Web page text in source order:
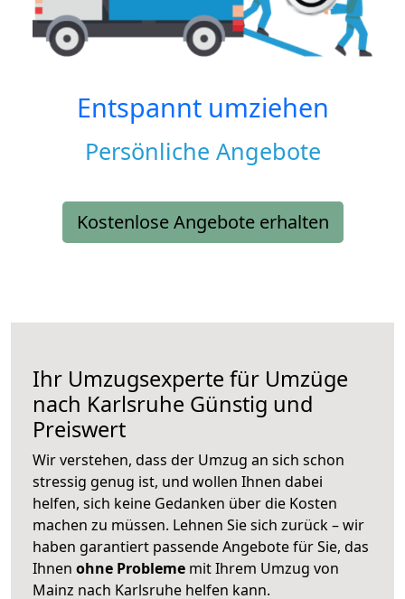
Entspannt umziehen
Persönliche Angebote
Kostenlose Angebote erhalten
Ihr Umzugsexperte für Umzüge
nach Karlsruhe Günstig und
Preiswert
Wir verstehen, dass der Umzug an sich schon
stressig genug ist, und wollen Ihnen dabei
helfen, sich keine Gedanken über die Kosten
machen zu müssen. Lehnen Sie sich zurück – wir
haben garantiert passende Angebote für Sie, das
Ihnen ohne Probleme mit Ihrem Umzug von
Mainz nach Karlsruhe helfen kann.